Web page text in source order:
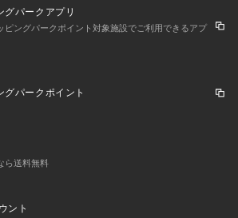
グパークアプリ
ピングパークポイント対象施設でご利用できるアプ
グパークポイント
ら送料無料
ント